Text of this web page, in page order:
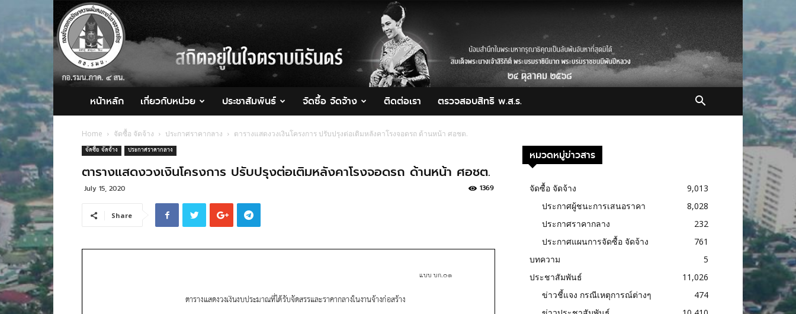
กอ.รมน.ภาค
4
สน.
หน้าหลัก เกี่ยวกับหน่วย ประชาสัมพันธ์ จัดซื้อ จัดจ้าง ติดต่อเรา ตรวจสอบสิทธิ พ.ส.ร.
Home จัดซื้อ จัดจ้าง ประกาศราคากลาง ตารางแสดงวงเงินโครงการ ปรับปรุงต่อเติมหลังคาโรงจอดรถ ด้านหน้า ศอชต.
จัดซื้อ จัดจ้าง ประกาศราคากลาง
ตารางแสดงวงเงินโครงการ ปรับปรุงต่อเติมหลังคาโรงจอดรถ ด้านหน้า ศอชต.
July 15, 2020 1369
Share
หมวดหมู่ข่าวสาร
จัดซื้อ จัดจ้าง
9,013
ประกาศผู้ชนะการเสนอราคา
8,028
ประกาศราคากลาง
232
ประกาศแผนการจัดซื้อ จัดจ้าง
761
บทความ
5
ประชาสัมพันธ์
11,026
ข่าวชี้แจง กรณีเหตุการณ์ต่างๆ
474